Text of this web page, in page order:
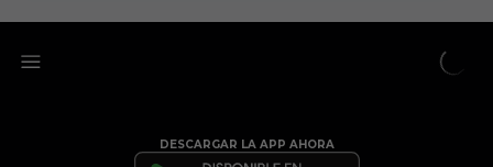
DESCARGAR LA APP AHORA